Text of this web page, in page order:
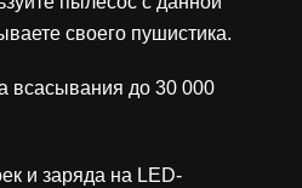
своего пушистика.
всасывания до 30 000
и заряда на LED-